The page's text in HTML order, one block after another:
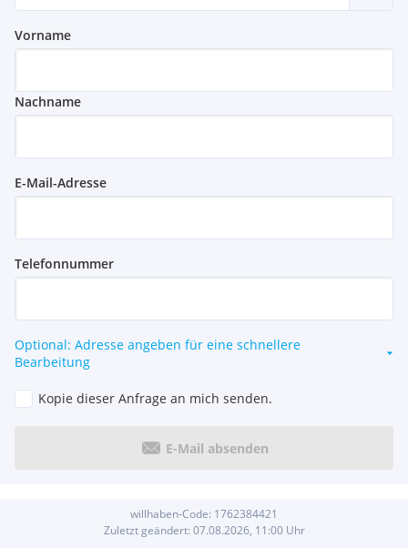
Vorname
Nachname
E-Mail-Adresse
Telefonnummer
Optional: Adresse angeben für eine schnellere
Bearbeitung
Kopie dieser Anfrage an mich senden.
E-Mail absenden
willhaben-Code: 1762384421
Zuletzt geändert: 07.08.2026, 11:00Uhr